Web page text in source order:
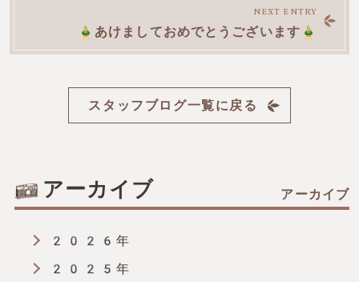
の
リ
NEXT ENTRY
🎍あけましておめでとうございます🎍
スタッフブログ一覧に戻る
アーカイブ
2026年
2025年